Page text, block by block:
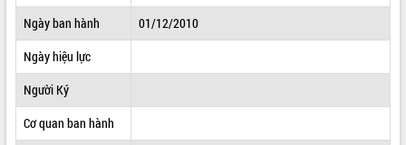
SỞ, BAN, NGÀNH
THÔNG TIN CHỈ ĐẠO ĐIỀU HÀNH
HỆ THỐNG VĂN BẢN
Ngày ban hành
01/12/2010
Ngày hiệu lực
Người Ký
Cơ quan ban hành